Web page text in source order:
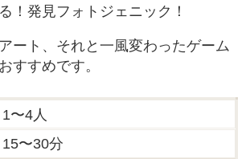
！発見フォトジェニック！
ート、それと一風変わったゲーム
すすめです。
1〜4人
15〜30分